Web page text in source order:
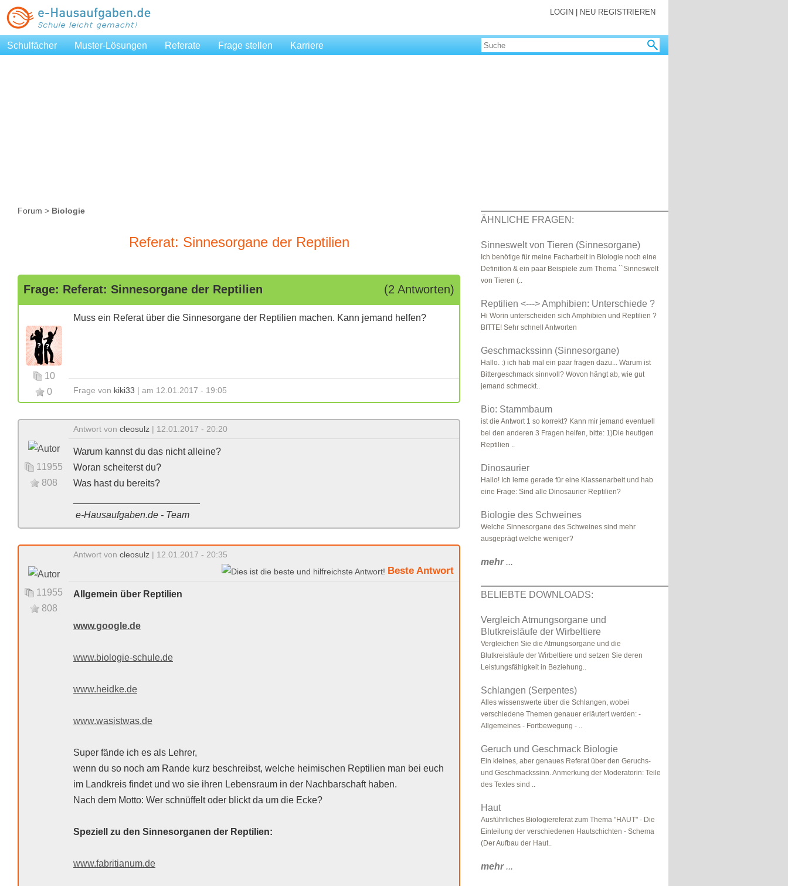
LOGIN NEU REGISTRIEREN
Schulfächer Muster-Lösungen Referate Frage stellen Karriere
Forum > Biologie
Referat: Sinnesorgane der Reptilien
Frage: Referat: Sinnesorgane der Reptilien (2 Antworten)
10
0
Muss ein Referat über die Sinnesorgane der Reptilien machen. Kann jemand helfen?
Frage von kiki33 | am 12.01.2017 - 19:05
11955
808
Antwort von cleosulz | 12.01.2017 - 20:20
Warum kannst du das nicht alleine?
Woran scheiterst du?
Was hast du bereits?
e-Hausaufgaben.de - Team
11955
808
Antwort von cleosulz | 12.01.2017 - 20:35
Beste Antwort
Allgemein über Reptilien
www.google.de
www.biologie-schule.de
www.heidke.de
www.wasistwas.de
Super fände ich es als Lehrer,
wenn du so noch am Rande kurz beschreibst, welche heimischen Reptilien man bei euch
im Landkreis findet und wo sie ihren Lebensraum in der Nachbarschaft haben.
Nach dem Motto: Wer schnüffelt oder blickt da um die Ecke?
Speziell zu den Sinnesorganen der Reptilien:
www.fabritianum.de
ÄHNLICHE FRAGEN:
Sinneswelt von Tieren (Sinnesorgane)
Ich benötige für meine Facharbeit in Biologie noch eine
Definition & ein paar Beispiele zum Thema ``Sinneswelt
von Tieren (..
Reptilien <---> Amphibien: Unterschiede ?
Hi Worin unterscheiden sich Amphibien und Reptilien ?
BITTE! Sehr schnell Antworten
Geschmackssinn (Sinnesorgane)
Hallo. :) ich hab mal ein paar fragen dazu... Warum ist
Bittergeschmack sinnvoll? Wovon hängt ab, wie gut
jemand schmeckt..
Bio: Stammbaum
ist die Antwort 1 so korrekt? Kann mir jemand eventuell
bei den anderen 3 Fragen helfen, bitte: 1)Die heutigen
Reptilien ..
Dinosaurier
Hallo! Ich lerne gerade für eine Klassenarbeit und hab
eine Frage: Sind alle Dinosaurier Reptilien?
Biologie des Schweines
Welche Sinnesorgane des Schweines sind mehr
ausgeprägt welche weniger?
mehr...
BELIEBTE DOWNLOADS:
Vergleich Atmungsorgane und
Blutkreisläufe der Wirbeltiere
Vergleichen Sie die Atmungsorgane und die
Blutkreisläufe der Wirbeltiere und setzen Sie deren
Leistungsfähigkeit in Beziehung..
Schlangen (Serpentes)
Alles wissenswerte über die Schlangen, wobei
verschiedene Themen genauer erläutert werden: -
Allgemeines - Fortbewegung - ..
Geruch und Geschmack Biologie
Ein kleines, aber genaues Referat über den Geruchs-
und Geschmackssinn. Anmerkung der Moderatorin: Teile
des Textes sind ..
Haut
Ausführliches Biologiereferat zum Thema "HAUT" - Die
Einteilung der verschiedenen Hautschichten - Schema
(Der Aufbau der Haut..
mehr...